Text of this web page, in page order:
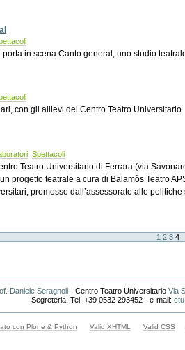
in scena Canto general, uno studio
con gli allievi del Centro Teatro Universitario
, Spettacoli
Teatro Universitario di Ferrara (via
progetto teatrale a cura di Balamòs Teatro
promosso dall’assessorato alle
1 2 3 4
Daniele Seragnoli- Centro Teatro Universitario Via
Segreteria: Tel. +39 0532 293452 - e-mail:
con Plone & Python Valid XHTML Valid CSS